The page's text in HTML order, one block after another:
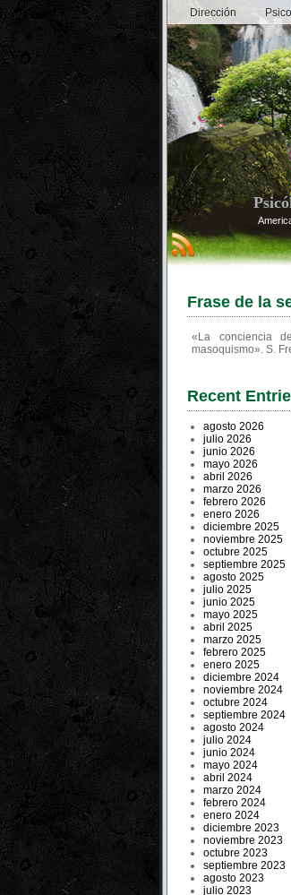
Dirección
Frase de la
«La conciencia
masoquismo». S.
Recent
agosto 2026
julio 2026
junio 2026
mayo 2026
abril 2026
marzo 2026
febrero 2026
enero 2026
diciembre 2025
noviembre 2025
octubre 2025
septiembre 2025
agosto 2025
julio 2025
junio 2025
mayo 2025
abril 2025
marzo 2025
febrero 2025
enero 2025
diciembre 2024
noviembre 2024
octubre 2024
septiembre 2024
agosto 2024
julio 2024
junio 2024
mayo 2024
abril 2024
marzo 2024
febrero 2024
enero 2024
diciembre 2023
noviembre 2023
octubre 2023
septiembre 2023
agosto 2023
julio 2023